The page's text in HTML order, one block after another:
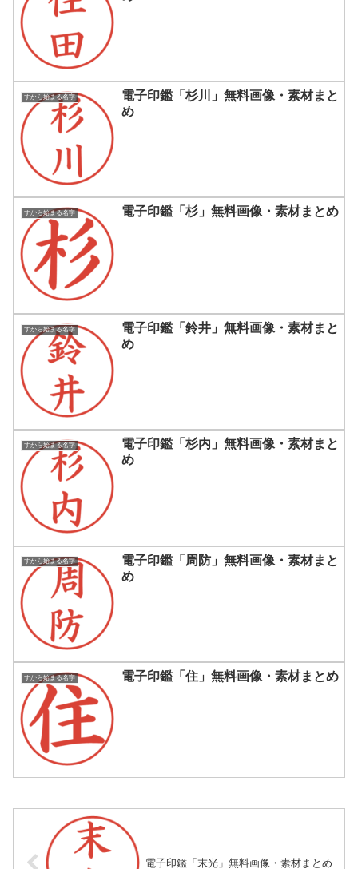
すから始まる名字
電子印鑑「杉川」無料画像・素材まと
め
すから始まる名字 電子印鑑「杉」無料画像・素材まとめ
すから始まる名字
電子印鑑「鈴井」無料画像・素材まと
め
すから始まる名字
電子印鑑「杉内」無料画像・素材まと
め
すから始まる名字
電子印鑑「周防」無料画像・素材まと
め
すから始まる名字 電子印鑑「住」無料画像・素材まとめ
電子印鑑「末光」無料画像・素材まとめ